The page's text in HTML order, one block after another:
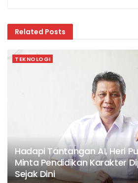
Related Posts
TEKNOLOGI
Hadapi Tantangan AI, Heri
Minta Pendidikan Karakter
Sejak Dini